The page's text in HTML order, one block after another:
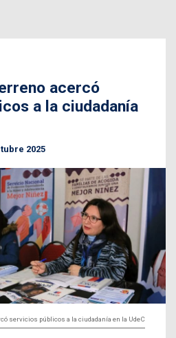
acercó
a la ciudadanía
2025
servicios públicos a la ciudadanía en la UdeC